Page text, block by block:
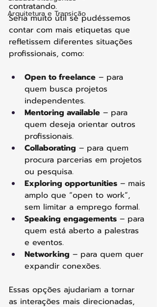
Arquitetura e Transição
contratando.
Seria muito útil se pudéssemos
contar com mais etiquetas que
refletissem diferentes situações
profissionais, como:
Open to freelance – para
quem busca projetos
independentes.
Mentoring available – para
quem deseja orientar outros
profissionais.
Collaborating – para quem
procura parcerias em projetos
ou pesquisa.
Exploring opportunities – mais
amplo que “open to work”,
sem limitar a emprego formal.
Speaking engagements – para
quem está aberto a palestras
e eventos.
Networking – para quem quer
expandir conexões.
Essas opções ajudariam a tornar
as interações mais direcionadas,